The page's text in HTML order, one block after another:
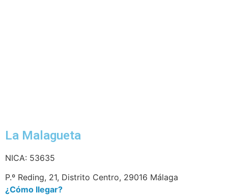
La Malagueta
NICA: 53635
P.º Reding, 21, Distrito Centro, 29016 Málaga
¿Cómo llegar?